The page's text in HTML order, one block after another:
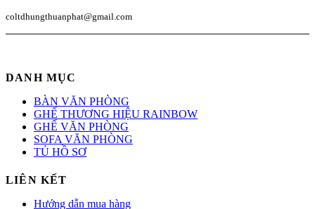
coltdhungthuanphat@gmail.com
DANH MỤC
BÀN VĂN PHÒNG
GHẾ THƯƠNG HIỆU RAINBOW
GHẾ VĂN PHÒNG
SOFA VĂN PHÒNG
TỦ HỒ SƠ
LIÊN KẾT
Hướng dẫn mua hàng